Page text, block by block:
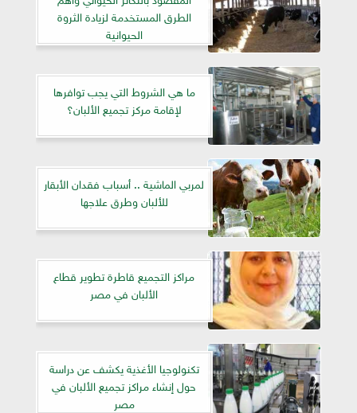
الطرق المستخدمة لزيادة الثروة
الحيوانية
ما هي الشروط التي يجب توافرها
لإقامة مركز تجميع الألبان؟
لمربي الماشية .. أسباب فقدان الأبقار
للألبان وطرق علاجها
مراكز التجميع قاطرة تطوير قطاع
الألبان في مصر
تكنولوجيا الأغذية يكشف عن دراسة
حول إنشاء مراكز تجميع الألبان في
مصر